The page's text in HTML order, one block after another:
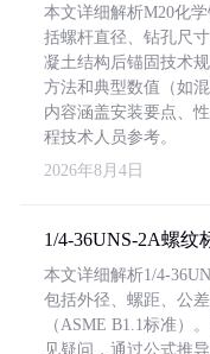
本文详细解析M20化
括螺杆直径、钻孔尺
凝土结构后锚固技术
方法和典型数值（如
内容涵盖安装要点、
程技术人员参考。
2026年8月4日
1/4-36UNS-2A螺纹
本文详细解析1/4-
包括外径、螺距、公
（ASME B1.1标准）
见疑问，通过公式推